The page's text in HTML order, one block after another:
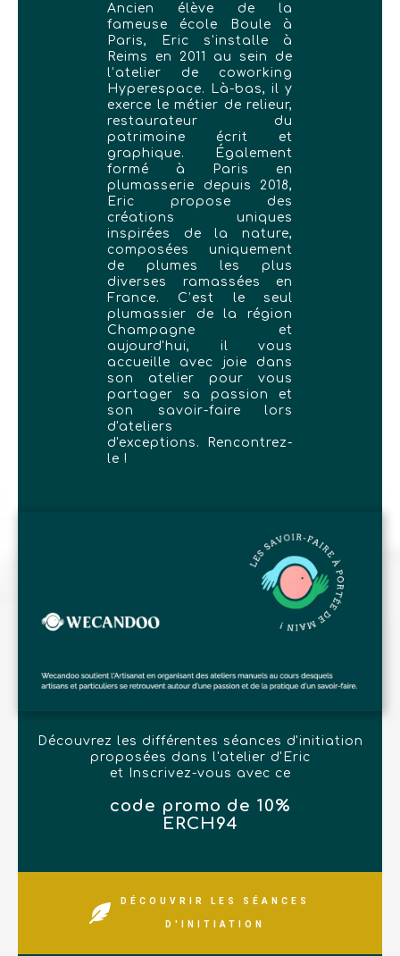
Ancien élève de la
fameuse école Boule à
Paris, Eric s'installe à
Reims en 2011 au sein de
l’atelier de coworking
Hyperespace. Là-bas, il y
exerce le métier de relieur,
restaurateur du
patrimoine écrit et
graphique. Également
formé à Paris en
plumasserie depuis 2018,
Eric propose des
créations uniques
inspirées de la nature,
composées uniquement
de plumes les plus
diverses ramassées en
France. C’est le seul
plumassier de la région
Champagne et
aujourd'hui, il vous
accueille avec joie dans
son atelier pour vous
partager sa passion et
son savoir-faire lors
d'ateliers
d'exceptions. Rencontrez-
le !
Découvrez les différentes séances d'initiation
proposées dans l'atelier d'Eric
et Inscrivez-vous avec ce
code promo de 10%
ERCH94
DÉCOUVRIR LES SÉANCES
D'INITIATION